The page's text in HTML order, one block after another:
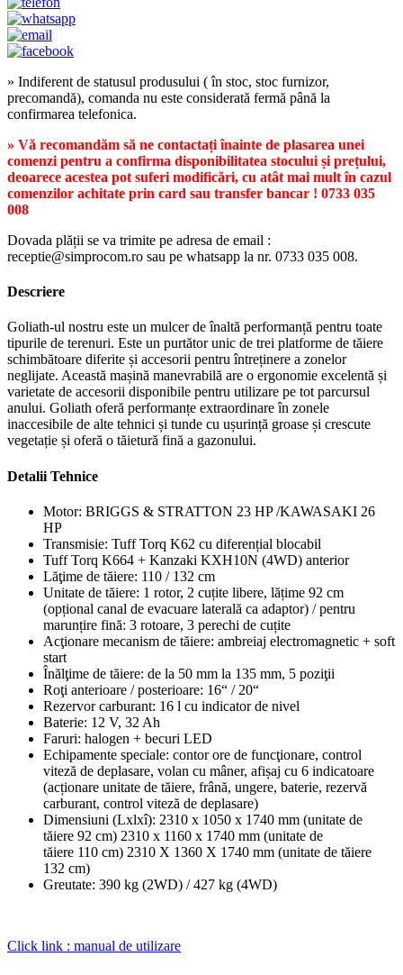
» Indiferent de statusul produsului ( în stoc, stoc furnizor,
precomandă), comanda nu este considerată fermă până la
confirmarea telefonica.
» Vă recomandăm să ne contactați înainte de plasarea unei
comenzi pentru a confirma disponibilitatea stocului și prețului,
deoarece acestea pot suferi modificări, cu atât mai mult în cazul
comenzilor achitate prin card sau transfer bancar ! 0733 035
008
Dovada plății se va trimite pe adresa de email :
receptie@simprocom.ro sau pe whatsapp la nr. 0733 035 008.
Descriere
Goliath-ul nostru este un mulcer de înaltă performanță pentru toate
tipurile de terenuri. Este un purtător unic de trei platforme de tăiere
schimbătoare diferite și accesorii pentru întreținere a zonelor
neglijate. Această mașină manevrabilă are o ergonomie excelentă și
varietate de accesorii disponibile pentru utilizare pe tot parcursul
anului. Goliath oferă performanțe extraordinare în zonele
inaccesibile de alte tehnici și tunde cu ușurință groase și crescute
vegetație și oferă o tăietură fină a gazonului.
Detalii Tehnice
Motor: BRIGGS & STRATTON 23 HP /KAWASAKI 26
HP
Transmisie: Tuff Torq K62 cu diferențial blocabil
Tuff Torq K664 + Kanzaki KXH10N (4WD) anterior
Lăţime de tăiere: 110 / 132 cm
Unitate de tăiere: 1 rotor, 2 cuțite libere, lățime 92 cm
(opțional canal de evacuare laterală ca adaptor) / pentru
marunțire fină: 3 rotoare, 3 perechi de cuțite
Acţionare mecanism de tăiere: ambreiaj electromagnetic + soft
start
Înălţime de tăiere: de la 50 mm la 135 mm, 5 poziţii
Roţi anterioare / posterioare: 16“ / 20“
Rezervor carburant: 16 l cu indicator de nivel
Baterie: 12 V, 32 Ah
Faruri: halogen + becuri LED
Echipamente speciale: contor ore de funcţionare, control
viteză de deplasare, volan cu mâner, afișaj cu 6 indicatoare
(acționare unitate de tăiere, frână, ungere, baterie, rezervă
carburant, control viteză de deplasare)
Dimensiuni (Lxlxî): 2310 x 1050 x 1740 mm (unitate de
tăiere 92 cm) 2310 x 1160 x 1740 mm (unitate de
tăiere 110 cm) 2310 X 1360 X 1740 mm (unitate de tăiere
132 cm)
Greutate: 390 kg (2WD) / 427 kg (4WD)
Click link : manual de utilizare